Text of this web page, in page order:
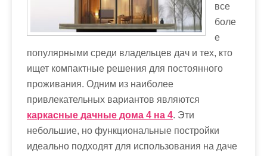
все
боле
е
популярными среди владельцев дач и тех, кто
ищет компактные решения для постоянного
проживания. Одним из наиболее
привлекательных вариантов являются
каркасные дачные дома 4 на 4. Эти
небольшие, но функциональные постройки
идеально подходят для использования на даче